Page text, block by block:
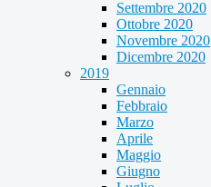
Settembre 2020
Ottobre 2020
Novembre 2020
Dicembre 2020
2019
Gennaio
Febbraio
Marzo
Aprile
Maggio
Giugno